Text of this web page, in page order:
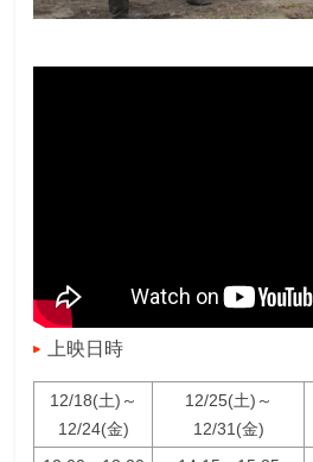
上映日時
12/18(土)～
12/24(金)
12/25(土)～
12/31(金)